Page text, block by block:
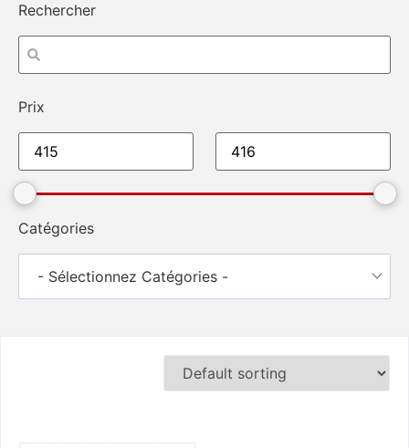
Rechercher
Prix
Catégories
- Sélectionnez Catégories -